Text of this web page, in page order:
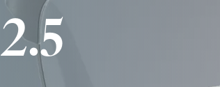
2.5